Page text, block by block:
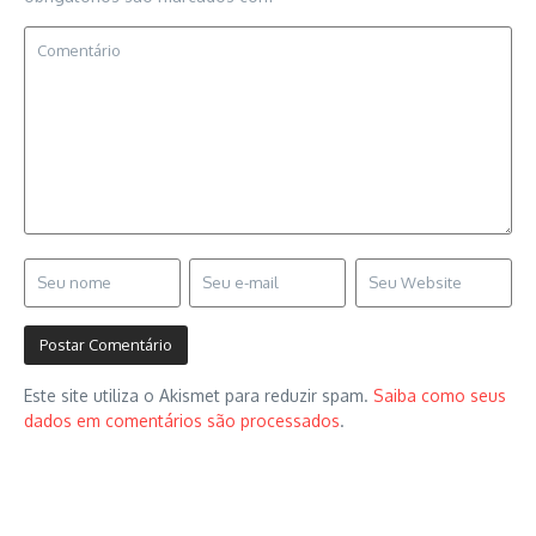
Este site utiliza o Akismet para reduzir spam. Saiba como seus
dados em comentários são processados.